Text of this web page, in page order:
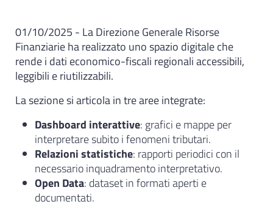
01/10/2025 - La Direzione Generale Risorse
Finanziarie ha realizzato uno spazio digitale che
rende i dati economico-fiscali regionali accessibili,
leggibili e riutilizzabili.
La sezione si articola in tre aree integrate:
Dashboard interattive: grafici e mappe per
interpretare subito i fenomeni tributari.
Relazioni statistiche: rapporti periodici con il
necessario inquadramento interpretativo.
Open Data: dataset in formati aperti e
documentati.